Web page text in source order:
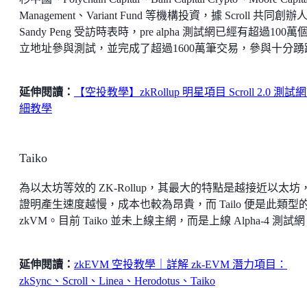
Management、Variant Fund 等機構投資，據 Scroll 共同創辦人
Sandy Peng 受訪時表時，pre alpha 測試網已經有超過100萬
立地址參與測試，並完成了超過1600萬筆交易，參與十分踴
延伸閱讀：
【空投教學】zkRollup 明星項目 Scroll 2.0 測試
細教學
Taiko
為以太坊等效的 ZK-Rollup，其最大的特點是越接近以太坊
證明產生速度越慢，成本也較為昂貴，而 Tailo 便是此類型
zkVM。目前 Taiko 並未上線主網，而是上線 Alpha-4 測試
延伸閱讀： zkEVM 空投教學｜詳解 zk-EVM 潛力項目：
zkSync、Scroll、Linea、Herodotus、Taiko